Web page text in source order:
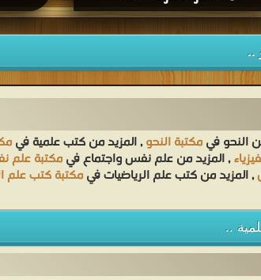
..
النحو فيمكتبة النحو, المزيد من كتب علمية في
, المزيد من علم نفس واجتماع فيمكتبة علم
, المزيد من كتب علم الرياضيات فيمكتبة كتب علم
..